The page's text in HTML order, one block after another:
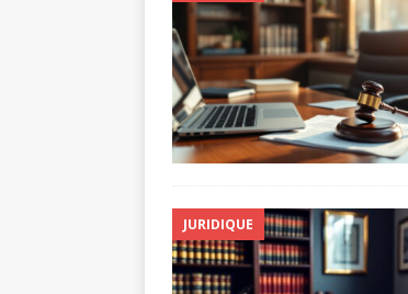
JURIDIQUE